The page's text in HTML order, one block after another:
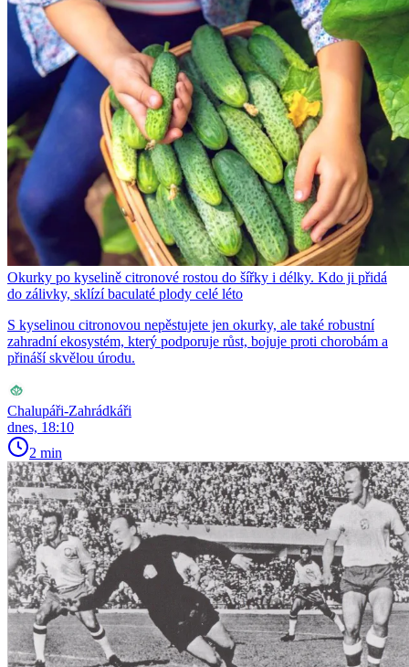
Okurky po kyselině citronové rostou do šířky i délky. Kdo ji přidá
do zálivky, sklízí baculaté plody celé léto
S kyselinou citronovou nepěstujete jen okurky, ale také robustní
zahradní ekosystém, který podporuje růst, bojuje proti chorobám a
přináší skvělou úrodu.
Chalupáři-Zahrádkáři
dnes, 18:10
2 min